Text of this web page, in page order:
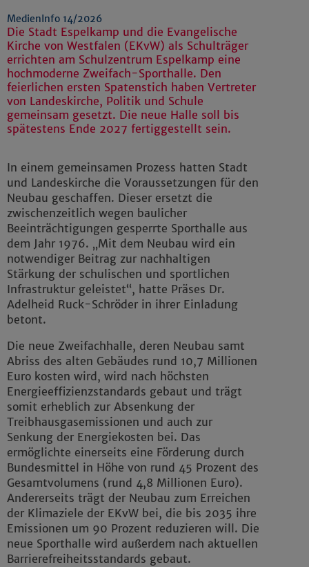
MedienInfo 14/2026
Die Stadt Espelkamp und die Evangelische
Kirche von Westfalen (EKvW) als Schulträger
errichten am Schulzentrum Espelkamp eine
hochmoderne Zweifach-Sporthalle. Den
feierlichen ersten Spatenstich haben Vertreter
von Landeskirche, Politik und Schule
gemeinsam gesetzt. Die neue Halle soll bis
spätestens Ende 2027 fertiggestellt sein.
In einem gemeinsamen Prozess hatten Stadt
und Landeskirche die Voraussetzungen für den
Neubau geschaffen. Dieser ersetzt die
zwischenzeitlich wegen baulicher
Beeinträchtigungen gesperrte Sporthalle aus
dem Jahr 1976. „Mit dem Neubau wird ein
notwendiger Beitrag zur nachhaltigen
Stärkung der schulischen und sportlichen
Infrastruktur geleistet“, hatte Präses Dr.
Adelheid Ruck-Schröder in ihrer Einladung
betont.
Die neue Zweifachhalle, deren Neubau samt
Abriss des alten Gebäudes rund 10,7 Millionen
Euro kosten wird, wird nach höchsten
Energieeffizienzstandards gebaut und trägt
somit erheblich zur Absenkung der
Treibhausgasemissionen und auch zur
Senkung der Energiekosten bei. Das
ermöglichte einerseits eine Förderung durch
Bundesmittel in Höhe von rund 45 Prozent des
Gesamtvolumens (rund 4,8 Millionen Euro).
Andererseits trägt der Neubau zum Erreichen
der Klimaziele der EKvW bei, die bis 2035 ihre
Emissionen um 90 Prozent reduzieren will. Die
neue Sporthalle wird außerdem nach aktuellen
Barrierefreiheitsstandards gebaut.